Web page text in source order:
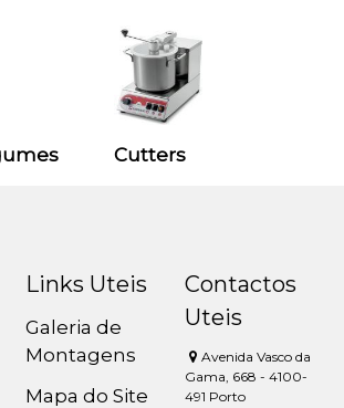
Cutters
Links Uteis
Galeria de
Montagens
Mapa do Site
Contactos
Uteis
Avenida Vasco da
Gama, 668 - 4100-
491 Porto